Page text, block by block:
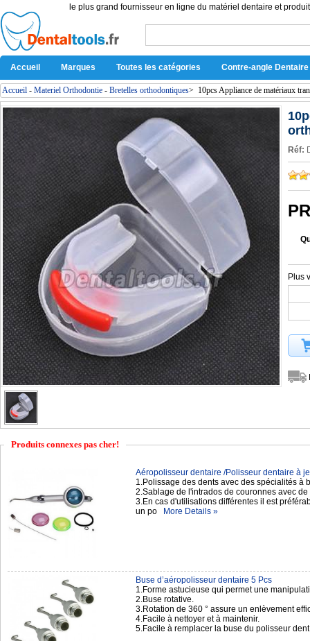
le plus grand fournisseur en ligne du matériel dentaire et
Accueil Marques Toutes les catégories Contre-angle Dentaire
Accueil - Materiel Orthodontie - Bretelles orthodontiques> 10pcs Appliance de matériaux
Réf:
Plus
Produits connexes pas cher!
Aéropolisseur dentaire /Polisseur dentaire à
1.Polissage des dents avec des spécialités à
2.Sablage de l'intrados de couronnes avec
3.En cas d'utilisations différentes il est
un po
More Details »
Buse d’aéropolisseur dentaire 5 Pcs
1.Forme astucieuse qui permet une
2.Buse rotative.
3.Rotation de 360 ° assure un enlèvement
4.Facile à nettoyer et à maintenir.
5.Facile à remplacer la buse du polisseur